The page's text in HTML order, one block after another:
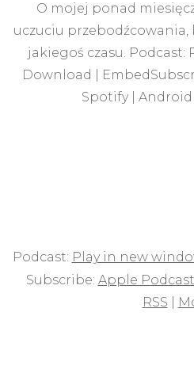
O mojej ponad
uczuciu przebodźcowania,
jakiegoś czasu. Podcast:
Download |
Spotify | Android
Podcast: Play in new
Subscribe: Apple
RSS